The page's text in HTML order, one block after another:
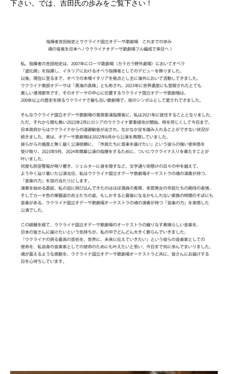
下さい。では、吉田氏の歩みをご覧下さい！